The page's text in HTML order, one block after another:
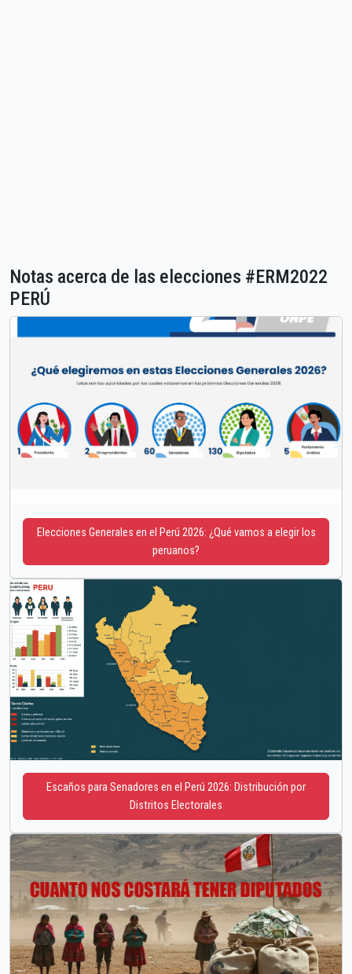
Notas acerca de las elecciones #ERM2022
PERÚ
Elecciones Generales en el Perú 2026: ¿Qué vamos a elegir los
peruanos?
Escaños para Senadores en el Perú 2026: Distribución por
Distritos Electorales